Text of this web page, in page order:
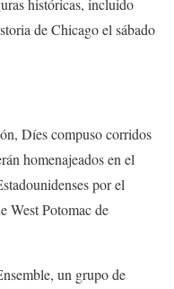
históricas, incluido
de Chicago el sábado
Díes compuso corridos
homenajeados en el
por el
West Potomac de
un grupo de